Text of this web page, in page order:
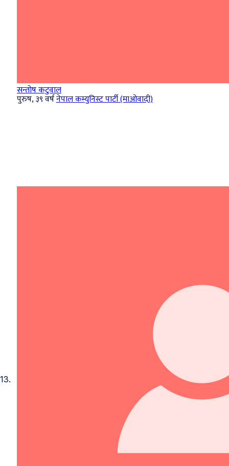
सन्तोष कटुवाल
पुरुष, ३९ वर्षनेपाल कम्युनिस्ट पार्टी (माओवादी)
13.